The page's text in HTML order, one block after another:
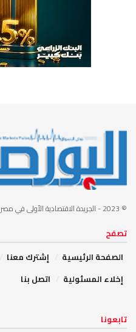
© 2023 - الجريدة الاقتصادية الأولى في مصر
تصفح
الصفحة الرئيسية
إشترك معنا
إخلاء المسئولية
اتصل بنا
تابعونا